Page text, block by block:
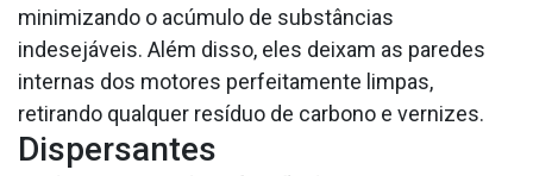
minimizando o acúmulo de substâncias
indesejáveis. Além disso, eles deixam as paredes
internas dos motores perfeitamente limpas,
retirando qualquer resíduo de carbono e vernizes.
Dispersantes